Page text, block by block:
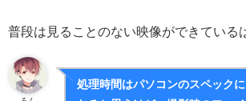
普段は見ることのない映像ができている
処理時間はパソコンのスペック